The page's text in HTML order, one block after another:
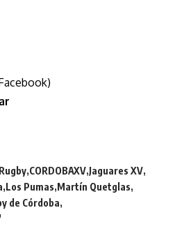
CORDOBAXV Jaguares XV
Los Pumas Martín Quetglas
de Córdoba